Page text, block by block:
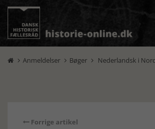
 Anmeldelser  Bøger  Nederlandsk i
Forrige artikel